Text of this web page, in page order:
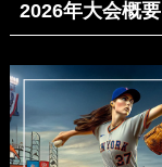
2026年大会概要